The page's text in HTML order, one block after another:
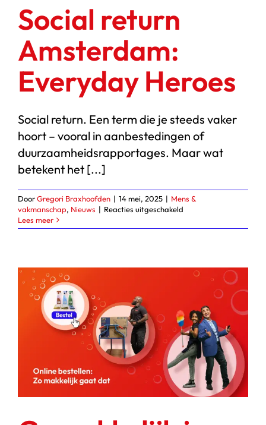
Social return
Amsterdam:
Everyday Heroes
Social return. Een term die je steeds vaker
hoort – vooral in aanbestedingen of
duurzaamheidsrapportages. Maar wat
betekent het [...]
DoorGregori Braxhoofden | 14 mei, 2025 | Mens &
vakmanschap, Nieuws | Reacties uitgeschakeld
return
Lees meer